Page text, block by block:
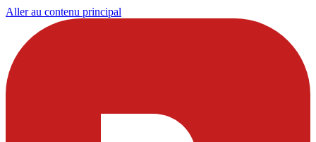
Aller au contenu principal